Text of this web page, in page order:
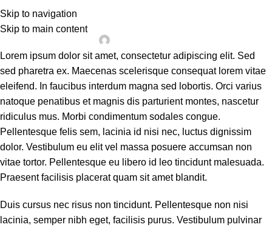
Skip to navigation
Skip to main content
Lorem ipsum dolor sit amet, consectetur adipiscing elit. Sed
sed pharetra ex. Maecenas scelerisque consequat lorem vitae
eleifend. In faucibus interdum magna sed lobortis. Orci varius
natoque penatibus et magnis dis parturient montes, nascetur
ridiculus mus. Morbi condimentum sodales congue.
Pellentesque felis sem, lacinia id nisi nec, luctus dignissim
dolor. Vestibulum eu elit vel massa posuere accumsan non
vitae tortor. Pellentesque eu libero id leo tincidunt malesuada.
Praesent facilisis placerat quam sit amet blandit.
Duis cursus nec risus non tincidunt. Pellentesque non nisi
lacinia, semper nibh eget, facilisis purus. Vestibulum pulvinar